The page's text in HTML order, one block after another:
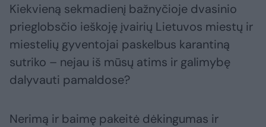
Kiekvieną sekmadienį bažnyčioje dvasinio
prieglobsčio ieškoję įvairių Lietuvos miestų ir
miestelių gyventojai paskelbus karantiną
sutriko – nejau iš mūsų atims ir galimybę
dalyvauti pamaldose?
Nerimą ir baimę pakeitė dėkingumas ir